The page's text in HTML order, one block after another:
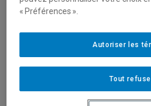
2 numéros par an
« Préférences ».
Tout
Autoriser les